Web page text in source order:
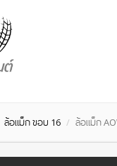
ล้อแม็ก ขอบ 16 ล้อแม็ก